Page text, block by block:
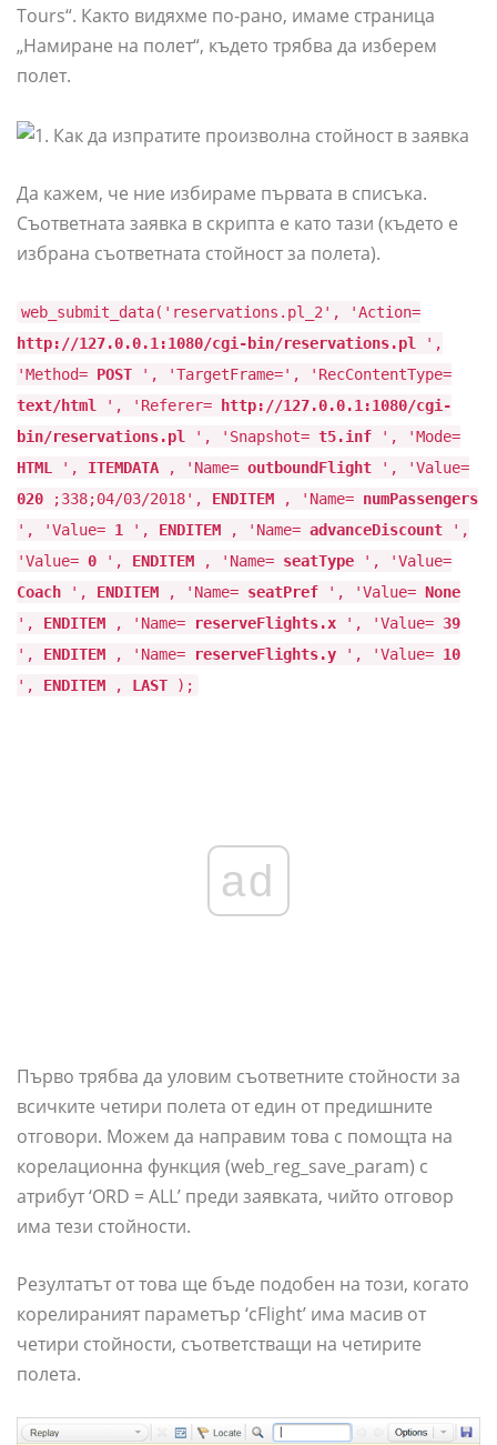
Tours“. Както видяхме по-рано, имаме страница
„Намиране на полет“, където трябва да изберем
полет.
Да кажем, че ние избираме първата в списъка.
Съответната заявка в скрипта е като тази (където е
избрана съответната стойност за полета).
web_submit_data('reservations.pl_2', 'Action=
http://127.0.0.1:1080/cgi-bin/reservations.pl
',
'Method= POST ', 'TargetFrame=', 'RecContentType=
text/html
', 'Referer= http://127.0.0.1:1080/cgi-
bin/reservations.pl
', 'Snapshot= t5.inf ', 'Mode=
HTML
', ITEMDATA , 'Name= outboundFlight ', 'Value=
020 ;338;04/03/2018', ENDITEM , 'Name= numPassengers
', 'Value= 1 ', ENDITEM , 'Name= advanceDiscount ',
'Value= 0 ', ENDITEM , 'Name= seatType ', 'Value=
Coach ', ENDITEM , 'Name= seatPref ', 'Value= None
', ENDITEM , 'Name= reserveFlights.x ', 'Value= 39
', ENDITEM , 'Name= reserveFlights.y ', 'Value= 10
', ENDITEM , LAST );
ad
Първо трябва да уловим съответните стойности за
всичките четири полета от един от предишните
отговори. Можем да направим това с помощта на
корелационна функция (web_reg_save_param) с
атрибут ‘ORD = ALL’ преди заявката, чийто отговор
има тези стойности.
Резултатът от това ще бъде подобен на този, когато
корелираният параметър ‘cFlight’ има масив от
четири стойности, съответстващи на четирите
полета.